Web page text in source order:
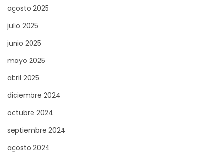
agosto 2025
julio 2025
junio 2025
mayo 2025
abril 2025
diciembre 2024
octubre 2024
septiembre 2024
agosto 2024